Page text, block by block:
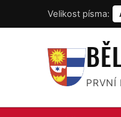
Velikost písma:
PRVNÍ